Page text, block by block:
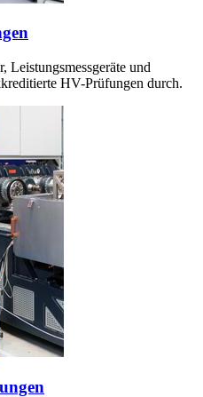
Leistungsmessgeräte und
HV-Prüfungen durch.